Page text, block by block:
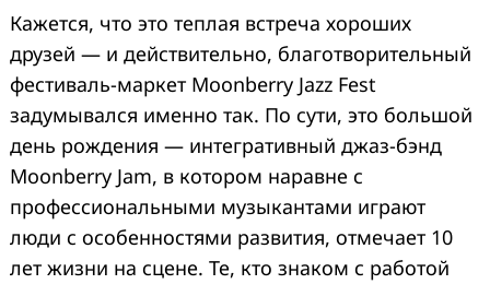
Кажется, что это теплая встреча хороших
друзей — и действительно, благотворительный
фестиваль-маркет Moonberry Jazz Fest
задумывался именно так. По сути, это большой
день рождения — интегративный джаз-бэнд
Moonberry Jam, в котором наравне с
профессиональными музыкантами играют
люди с особенностями развития, отмечает 10
лет жизни на сцене. Те, кто знаком с работой